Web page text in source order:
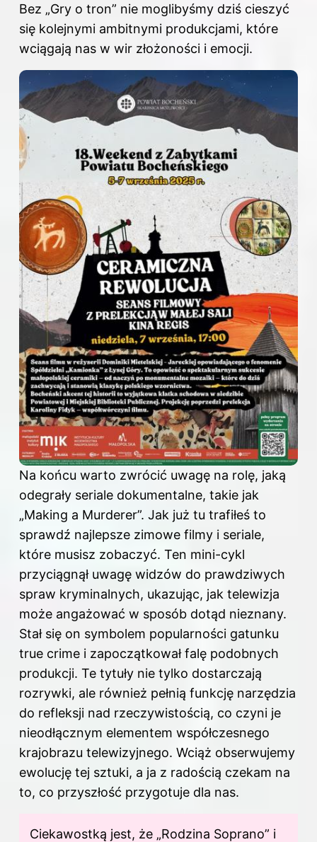
Bez „Gry o tron” nie moglibyśmy dziś cieszyć
się kolejnymi ambitnymi produkcjami, które
wciągają nas w wir złożoności i emocji.
Na końcu warto zwrócić uwagę na rolę, jaką
odegrały seriale dokumentalne, takie jak
„Making a Murderer”. Jak już tu trafiłeś to
sprawdź najlepsze zimowe filmy i seriale,
które musisz zobaczyć. Ten mini-cykl
przyciągnął uwagę widzów do prawdziwych
spraw kryminalnych, ukazując, jak telewizja
może angażować w sposób dotąd nieznany.
Stał się on symbolem popularności gatunku
true crime i zapoczątkował falę podobnych
produkcji. Te tytuły nie tylko dostarczają
rozrywki, ale również pełnią funkcję narzędzia
do refleksji nad rzeczywistością, co czyni je
nieodłącznym elementem współczesnego
krajobrazu telewizyjnego. Wciąż obserwujemy
ewolucję tej sztuki, a ja z radością czekam na
to, co przyszłość przygotuje dla nas.
Ciekawostką jest, że „Rodzina Soprano” i